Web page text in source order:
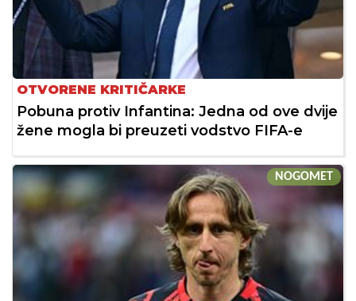
OTVORENE KRITIČARKE
Pobuna protiv Infantina: Jedna od ove dvije
žene mogla bi preuzeti vodstvo FIFA-e
NOGOMET